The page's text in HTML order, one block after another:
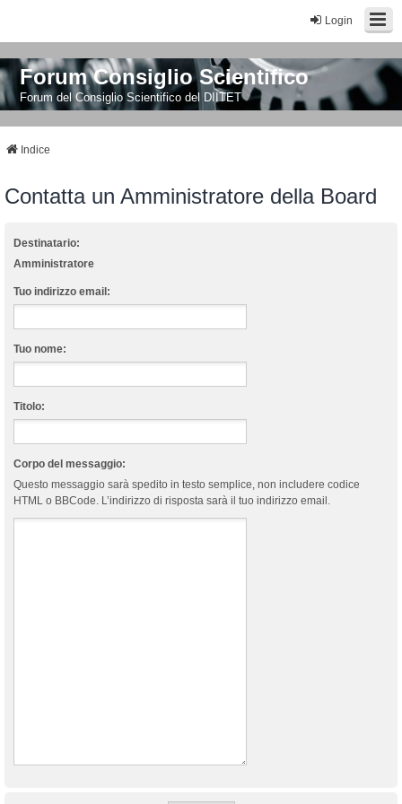
Login
Forum Consiglio Scientifico
Forum del Consiglio Scientifico del DIITET
Indice
Contatta un Amministratore della Board
Destinatario:
Amministratore
Tuo indirizzo email:
Tuo nome:
Titolo:
Corpo del messaggio:
Questo messaggio sarà spedito in testo semplice, non includere codice
HTML o BBCode. L’indirizzo di risposta sarà il tuo indirizzo email.